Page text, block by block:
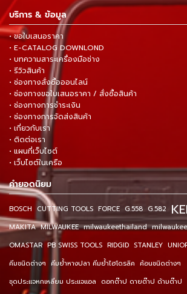
บริการ & ข้อมูล
• ขอใบเสนอราคา
• E-CATALOG DOWNLOND
• บทความสาระเครื่องมือช่าง
• รีวิวสินค้า
• ช่องทางสั่งซื้อออนไลน์
• ช่องทางขอใบเสนอราคา / สั่งซื้อสินค้า
• ช่องทางการชำระเงิน
• ช่องทางการจัดส่งสินค้า
• เกี่ยวกับเรา
• ติดต่อเรา
• แผนที่เว็บไซต์
• เว็บไซต์ในเครือ
คำยอดนิยม
BOSCH CUTTING TOOLS FORCE G.558 G.582
MAKITA MILWAUKEE milwaukeethailand
OMASTAR PB SWISS TOOLS RIDGID STANLEY
คีมชนิดต่างๆ คีมย้ำหางปลา คีมย้ำไฮโดรลิค ค้อนชนิดต่างๆ
ชุดประแจหกเหลี่ยม ประแจแอล ดอกต๊าป ดายต๊าป ด้ามต๊าป